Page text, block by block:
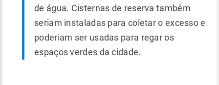
de água. Cisternas de reserva também
seriam instaladas para coletar o excesso e
poderiam ser usadas para regar os
espaços verdes da cidade.